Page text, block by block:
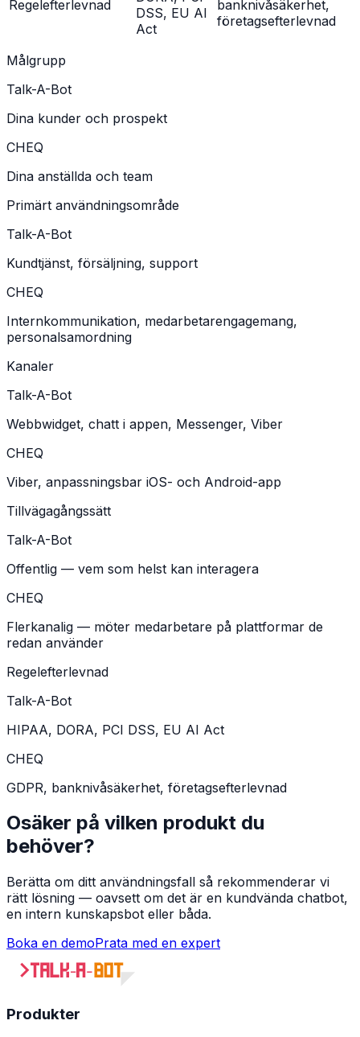
Regelefterlevnad
DSS, EU AI
Act
banknivåsäkerhet,
företagsefterlevnad
Målgrupp
Talk-A-Bot
Dina kunder och prospekt
CHEQ
Dina anställda och team
Primärt användningsområde
Talk-A-Bot
Kundtjänst, försäljning, support
CHEQ
Internkommunikation, medarbetarengagemang,
personalsamordning
Kanaler
Talk-A-Bot
Webbwidget, chatt i appen, Messenger, Viber
CHEQ
Viber, anpassningsbar iOS- och Android-app
Tillvägagångssätt
Talk-A-Bot
Offentlig — vem som helst kan interagera
CHEQ
Flerkanalig — möter medarbetare på plattformar de
redan använder
Regelefterlevnad
Talk-A-Bot
HIPAA, DORA, PCI DSS, EU AI Act
CHEQ
GDPR, banknivåsäkerhet, företagsefterlevnad
Osäker på vilken produkt du
behöver?
Berätta om ditt användningsfall så rekommenderar vi
rätt lösning — oavsett om det är en kundvända chatbot,
en intern kunskapsbot eller båda.
Boka en demoPrata med en expert
Produkter